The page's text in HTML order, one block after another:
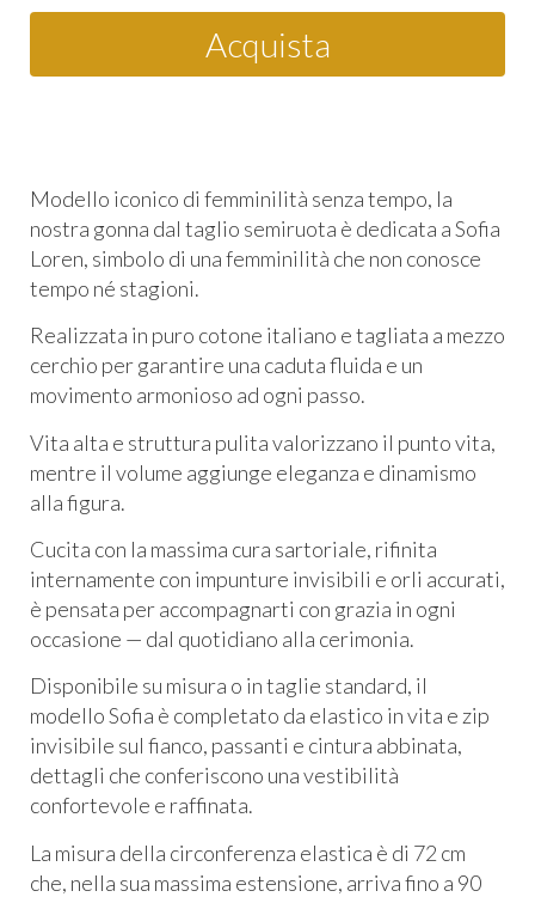
Acquista
Modello iconico di femminilità senza tempo, la
nostra gonna dal taglio semiruota è dedicata a Sofia
Loren, simbolo di una femminilità che non conosce
tempo né stagioni.
Realizzata in puro cotone italiano e tagliata a mezzo
cerchio per garantire una caduta fluida e un
movimento armonioso ad ogni passo.
Vita alta e struttura pulita valorizzano il punto vita,
mentre il volume aggiunge eleganza e dinamismo
alla figura.
Cucita con la massima cura sartoriale, rifinita
internamente con impunture invisibili e orli accurati,
è pensata per accompagnarti con grazia in ogni
occasione — dal quotidiano alla cerimonia.
Disponibile su misura o in taglie standard, il
modello Sofia è completato da elastico in vita e zip
invisibile sul fianco, passanti e cintura abbinata,
dettagli che conferiscono una vestibilità
confortevole e raffinata.
La misura della circonferenza elastica è di 72 cm
che, nella sua massima estensione, arriva fino a 90